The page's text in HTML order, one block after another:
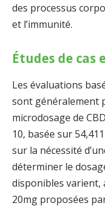
des processus
et l’immunité.
Études de
Les évaluations
sont généralement
microdosage de
10, basée sur
sur la nécessité
déterminer le
disponibles varient,
20mg proposées